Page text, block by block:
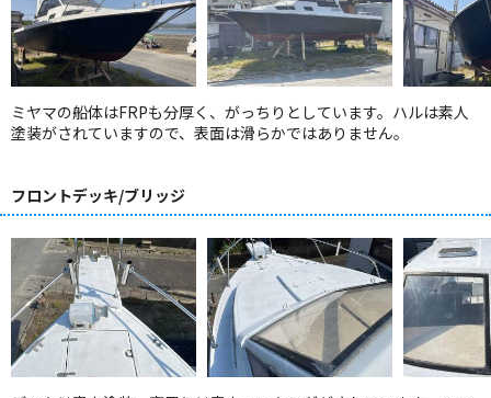
ミヤマの船体はFRPも分厚く、がっちりとしています。ハルは素人
塗装がされていますので、表面は滑らかではありません。
フロントデッキ/ブリッジ